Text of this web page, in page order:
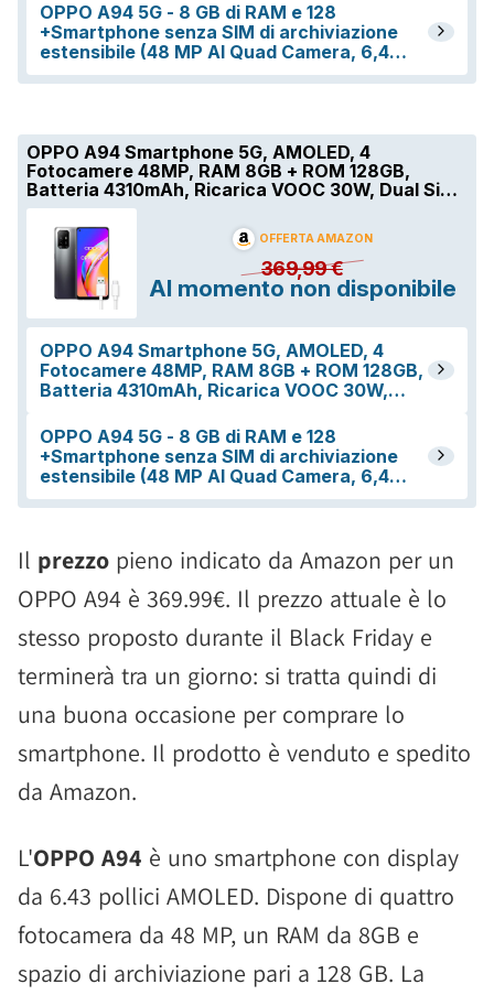
Il prezzo pieno indicato da Amazon per un
OPPO A94 è 369.99€. Il prezzo attuale è lo
stesso proposto durante il Black Friday e
terminerà tra un giorno: si tratta quindi di
una buona occasione per comprare lo
smartphone. Il prodotto è venduto e spedito
da Amazon.
L'OPPO A94 è uno smartphone con display
da 6.43 pollici AMOLED. Dispone di quattro
fotocamera da 48 MP, un RAM da 8GB e
spazio di archiviazione pari a 128 GB. La